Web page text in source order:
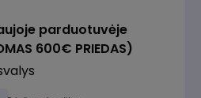
parduotuvėje
600€ PRIEDAS)